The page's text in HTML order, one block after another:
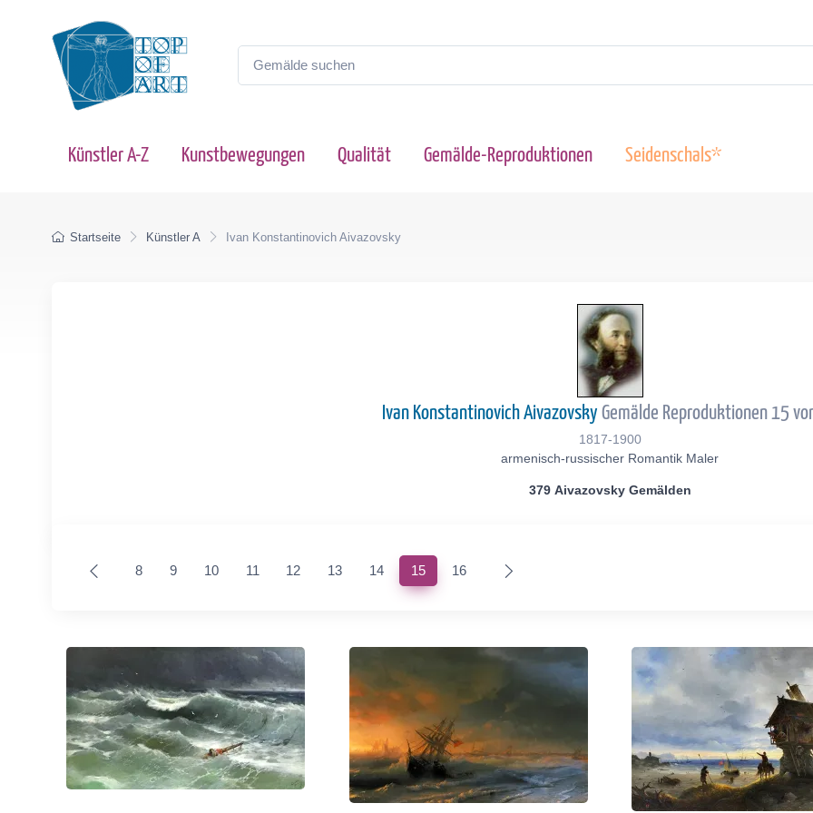
Künstler A-Z Kunstbewegungen Qualität Gemälde-Reproduktionen Seidenschals*
Startseite Künstler A Ivan Konstantinovich Aivazovsky
Ivan Konstantinovich Aivazovsky Gemälde Reproduktionen 15
1817-1900
armenisch-russischer Romantik Maler
379 Aivazovsky Gemälden
8 9 10 11 12 13 14 15(current)
16